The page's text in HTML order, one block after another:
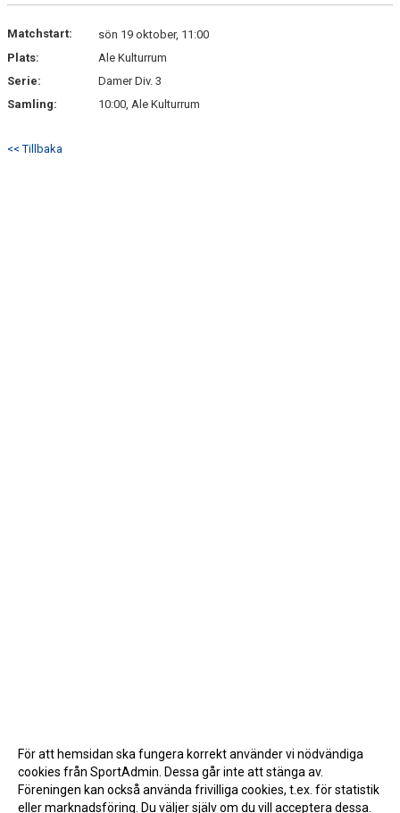
Matchstart:
sön 19 oktober, 11:00
Plats:
Ale Kulturrum
Serie:
Damer Div. 3
Samling:
10:00, Ale Kulturrum
<< Tillbaka
För att hemsidan ska fungera korrekt använder vi nödvändiga
cookies från SportAdmin. Dessa går inte att stänga av.
Föreningen kan också använda frivilliga cookies, t.ex. för statistik
eller marknadsföring. Du väljer själv om du vill acceptera dessa.